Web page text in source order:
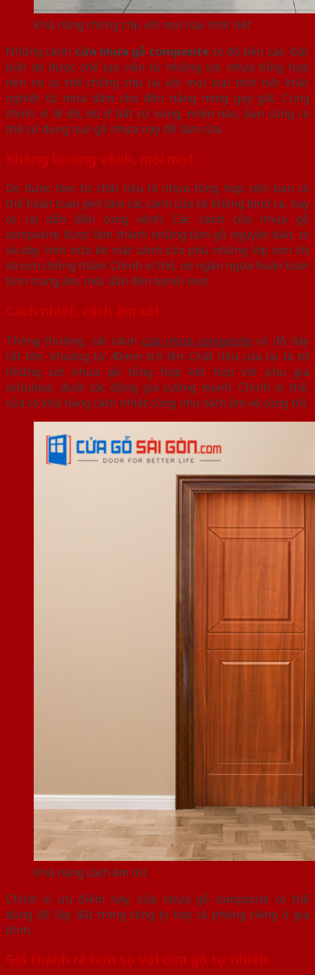
Khả năng chống chịu với mọi loại thời tiết
Những cánh cửa nhựa gỗ composite có độ bền cao. Đặc
biệt do được chế tạo nên từ những sợi nhựa tổng hợp
nên nó có thể chống chịu lại với mọi loại thời tiết khắc
nghiệt từ mưa dầm cho đến nắng nóng gay gắt. Cùng
chính vì lẽ đó, dù ở bất cứ vùng, miền nào, bạn cũng có
thể sử dụng loại gỗ nhựa này để làm cửa.
Không bị cong vênh, mối mọt
Do được làm từ chất liệu là nhựa tổng hợp nên bạn có
thể hoàn toàn yên tâm các cánh cửa sẽ không bị nở ra, hay
co lại dẫn đến cong vênh. Các cánh cửa nhựa gỗ
composite được làm thành những tấm gỗ nguyên bản, to
và dày. Hơn nữa bề mặt cánh cửa phủ những lớp sơn lót
và sơn chống thấm. Chính vì thế, nó ngăn ngừa hoàn toàn
tình trạng ẩm, mốc dẫn đến bị mối mọt.
Cách nhiệt, cách âm tốt
Thông thường, các cánh cửa nhựa composite có độ dày
rất lớn, khoảng từ 40mm trở lên. Chất liệu cửa lại là từ
những sợi nhựa gỗ tổng hợp kết hợp với phụ gia
cellulose, dưới tác động gia cường mạnh. Chính vì thế,
cửa có khả năng cách nhiệt cũng như cách âm vô cùng tốt.
Khả năng cách âm tốt
Chính vì ưu điểm này, cửa nhựa gỗ composite có thể
dùng để lắp đặt trong công ty hay cả phòng riêng ở gia
đình.
Giá thành rẻ hơn so với cửa gỗ tự nhiên